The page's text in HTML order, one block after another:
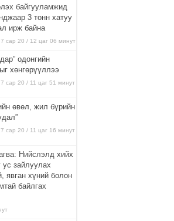
байгууламжид
3 тонн хатуу
ирж байна
сар 20 / 12 цаг 06 минут
одонгийн
хөнгөрүүллээ
сар 20 / 11 цаг 51 минут
өвөл, жил бүрийн
сар 20 / 11 цаг 16 минут
Нийслэлд хийх
ус зайлуулах
явган хүний болон
байлгах